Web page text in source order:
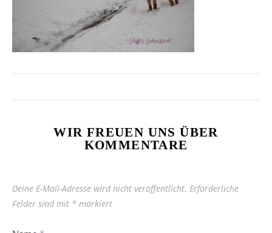
WIR FREUEN UNS ÜBER
KOMMENTARE
Deine E-Mail-Adresse wird nicht veröffentlicht. Erforderliche
Felder sind mit * markiert